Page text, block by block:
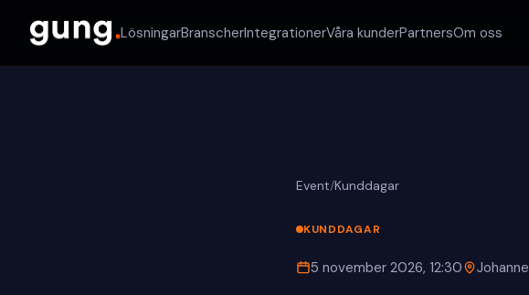
LösningarBranscherIntegrationerVåra kunderPartnersOm oss
Event/Kunddagar
KUNDDAGAR
5 november 2026, 12:30